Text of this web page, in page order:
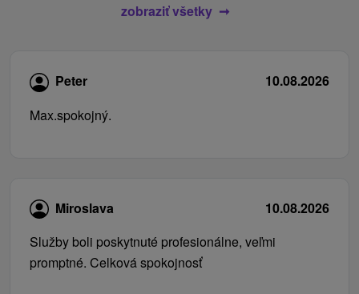
zobraziť všetky
Peter
10.08.2026
Max.spokojný.
Miroslava
10.08.2026
Služby boli poskytnuté profesionálne, veľmi
promptné. Celková spokojnosť